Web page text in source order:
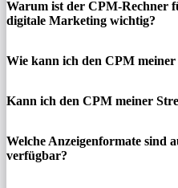
Warum ist der CPM-Rechner
digitale Marketing wichtig?
Wie kann ich den CPM meiner
Kann ich den CPM meiner
Welche Anzeigenformate sind
verfügbar?